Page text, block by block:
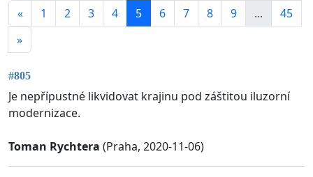
« 1 2 3 4 5 6 7 8 9 ...
45
»
#805
Je nepřípustné likvidovat krajinu pod záštitou iluzorní
modernizace.
Toman Rychtera (Praha, 2020-11-06)